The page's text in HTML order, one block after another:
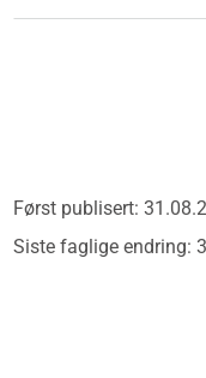
Først publisert:
Siste faglige endring: